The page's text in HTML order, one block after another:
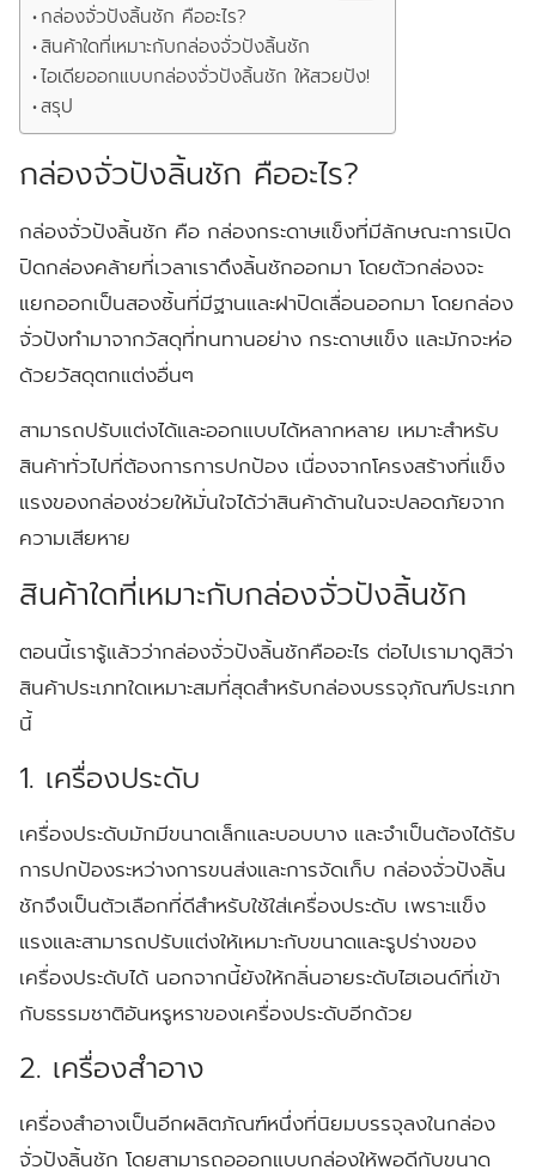
กล่องจั่วปังลิ้นชัก คืออะไร?
สินค้าใดที่เหมาะกับกล่องจั่วปังลิ้นชัก
ไอเดียออกแบบกล่องจั่วปังลิ้นชัก ให้สวยปัง!
สรุป
กล่องจั่วปังลิ้นชัก คืออะไร?
กล่องจั่วปังลิ้นชัก คือ กล่องกระดาษแข็งที่มีลักษณะการเปิด
ปิดกล่องคล้ายที่เวลาเราดึงลิ้นชักออกมา โดยตัวกล่องจะ
แยกออกเป็นสองชิ้นที่มีฐานและฝาปิดเลื่อนออกมา โดยกล่อง
จั่วปังทำมาจากวัสดุที่ทนทานอย่าง กระดาษแข็ง และมักจะห่อ
ด้วยวัสดุตกแต่งอื่นๆ
สามารถปรับแต่งได้และออกแบบได้หลากหลาย เหมาะสำหรับ
สินค้าทั่วไปที่ต้องการการปกป้อง เนื่องจากโครงสร้างที่แข็ง
แรงของกล่องช่วยให้มั่นใจได้ว่าสินค้าด้านในจะปลอดภัยจาก
ความเสียหาย
สินค้าใดที่เหมาะกับกล่องจั่วปังลิ้นชัก
ตอนนี้เรารู้แล้วว่ากล่องจั่วปังลิ้นชักคืออะไร ต่อไปเรามาดูสิว่า
สินค้าประเภทใดเหมาะสมที่สุดสำหรับกล่องบรรจุภัณฑ์ประเภท
นี้
1. เครื่องประดับ
เครื่องประดับมักมีขนาดเล็กและบอบบาง และจำเป็นต้องได้รับ
การปกป้องระหว่างการขนส่งและการจัดเก็บ กล่องจั่วปังลิ้น
ชักจึงเป็นตัวเลือกที่ดีสำหรับใช้ใส่เครื่องประดับ เพราะแข็ง
แรงและสามารถปรับแต่งให้เหมาะกับขนาดและรูปร่างของ
เครื่องประดับได้ นอกจากนี้ยังให้กลิ่นอายระดับไฮเอนด์ที่เข้า
กับธรรมชาติอันหรูหราของเครื่องประดับอีกด้วย
2. เครื่องสำอาง
เครื่องสำอางเป็นอีกผลิตภัณฑ์หนึ่งที่นิยมบรรจุลงในกล่อง
จั่วปังลิ้นชัก โดยสามารถอออกแบบกล่องให้พอดีกับขนาด